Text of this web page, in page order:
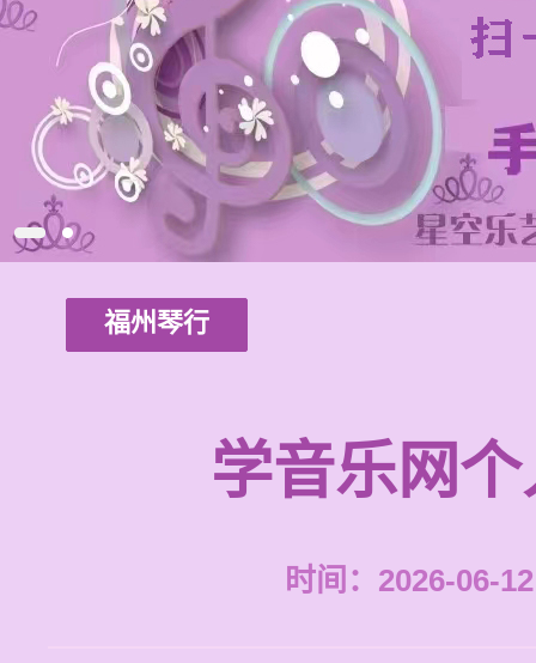
福州琴行
学音乐网
时间：2026-06-